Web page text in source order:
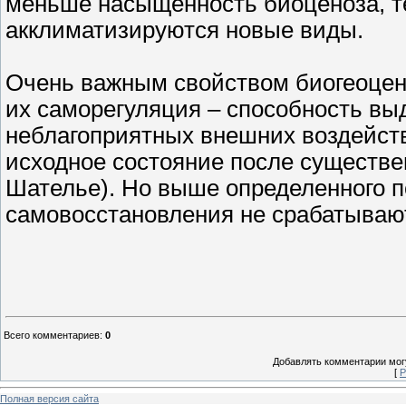
акклиматизируются новые виды.
Очень важным свойством
их саморегуляция – способность
неблагоприятных внешних
исходное состояние после
Шателье). Но выше определенного
самовосстановления не
Всего комментариев: 0
Добавлять комментарии
[
Полная версия сайта